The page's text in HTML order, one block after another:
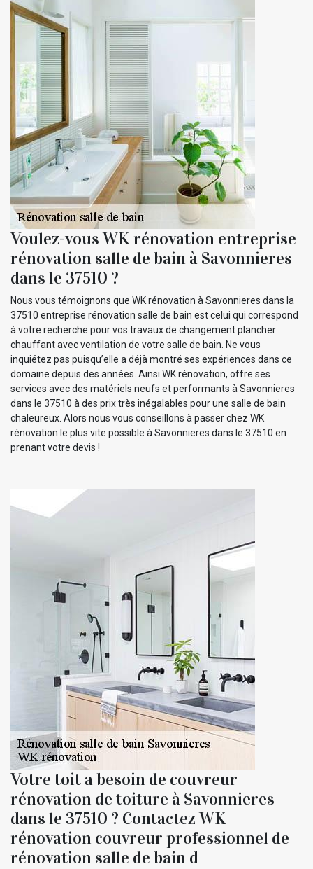
Voulez-vous WK rénovation entreprise
rénovation salle de bain à Savonnieres
dans le 37510 ?
Nous vous témoignons que WK rénovation à Savonnieres dans la
37510 entreprise rénovation salle de bain est celui qui correspond
à votre recherche pour vos travaux de changement plancher
chauffant avec ventilation de votre salle de bain. Ne vous
inquiétez pas puisqu’elle a déjà montré ses expériences dans ce
domaine depuis des années. Ainsi WK rénovation, offre ses
services avec des matériels neufs et performants à Savonnieres
dans le 37510 à des prix très inégalables pour une salle de bain
chaleureux. Alors nous vous conseillons à passer chez WK
rénovation le plus vite possible à Savonnieres dans le 37510 en
prenant votre devis !
Votre toit a besoin de couvreur
rénovation de toiture à Savonnieres
dans le 37510 ? Contactez WK
rénovation couvreur professionnel de
rénovation salle de bain d